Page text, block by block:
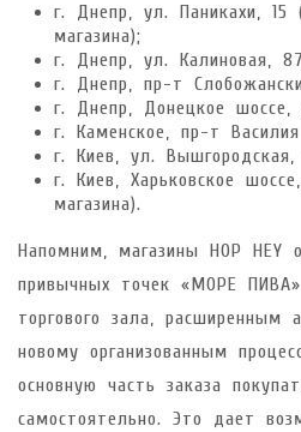
г. Днепр, ул. Паникахи, 15
магазина);
г. Днепр, ул. Калиновая,
г. Днепр, пр-т
г. Днепр, Донецкое шоссе,
г. Каменское, пр-т
г. Киев, ул.
г. Киев, Харьковское
магазина).
Напомним, магазины HOP HEY
привычных точек «МОРЕ
торгового зала, расширенным
новому организованным
основную часть заказа
самостоятельно. Это дает